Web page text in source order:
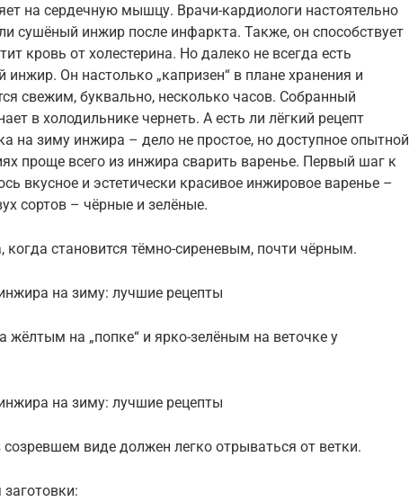
на сердечную мышцу. Врачи-кардиологи настоятельно
сушёный инжир после инфаркта. Также, он способствует
кровь от холестерина. Но далеко не всегда есть
Он настолько „капризен“ в плане хранения и
свежим, буквально, несколько часов. Собранный
в холодильнике чернеть. А есть ли лёгкий рецепт
на зиму инжира – дело не простое, но доступное опытной
проще всего из инжира сварить варенье. Первый шаг к
вкусное и эстетически красивое инжировое варенье –
сортов – чёрные и зелёные.
когда становится тёмно-сиреневым, почти чёрным.
жёлтым на „попке“ и ярко-зелёным на веточке у
виде должен легко отрываться от ветки.